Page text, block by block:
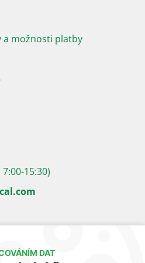
a možnosti platby
7:00-15:30)
DAT